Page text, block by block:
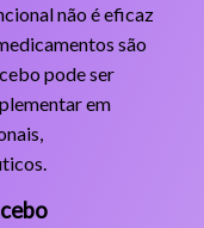
não é eficaz
são
pode ser
em